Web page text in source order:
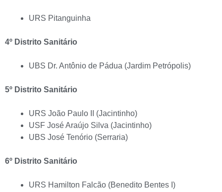
URS Pitanguinha
4º Distrito Sanitário
UBS Dr. Antônio de Pádua (Jardim Petrópolis)
5º Distrito Sanitário
URS João Paulo II (Jacintinho)
USF José Araújo Silva (Jacintinho)
UBS José Tenório (Serraria)
6º Distrito Sanitário
URS Hamilton Falcão (Benedito Bentes I)